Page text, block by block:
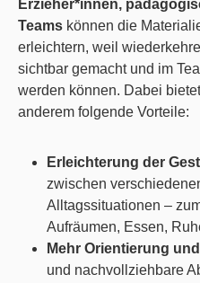
Erzieher*innen,
Teams können die
erleichtern, weil
sichtbar gemacht und im
werden können. Dabei
anderem folgende Vorteile:
Erleichterung der
zwischen
Alltagssituationen –
Aufräumen, Essen,
Mehr Orientierung
und nachvollziehbare